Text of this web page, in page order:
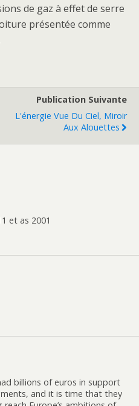
de gaz à effet de serre
présentée comme
Publication Suivante
L'énergie Vue Du Ciel, Miroir
Aux Alouettes
et as 2001
billions of euros in support
and it is time that they